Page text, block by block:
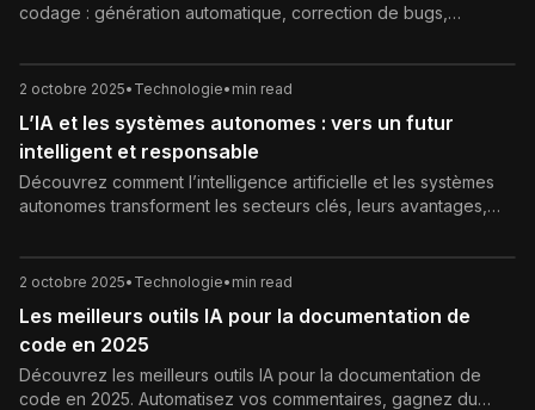
codage : génération automatique, correction de bugs,
2 octobre 2025• Technologie• min read
L’IA et les systèmes autonomes : vers un futur
intelligent et responsable
Découvrez comment l’intelligence artificielle et les systèmes
autonomes transforment les secteurs clés, leurs avantages,
2 octobre 2025• Technologie• min read
Les meilleurs outils IA pour la documentation de
code en 2025
Découvrez les meilleurs outils IA pour la documentation de
code en 2025. Automatisez vos commentaires, gagnez du